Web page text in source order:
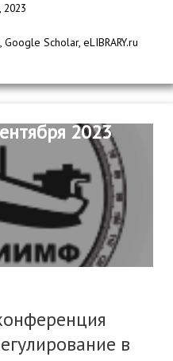
2023
Scholar, eLIBRARY.ru
2023
в